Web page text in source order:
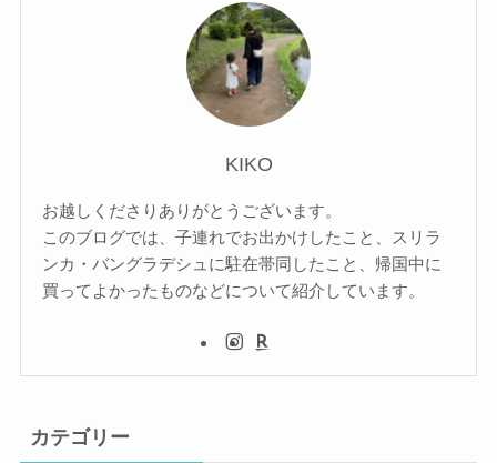
KIKO
お越しくださりありがとうございます。
このブログでは、子連れでお出かけしたこと、スリラ
ンカ・バングラデシュに駐在帯同したこと、帰国中に
買ってよかったものなどについて紹介しています。
カテゴリー